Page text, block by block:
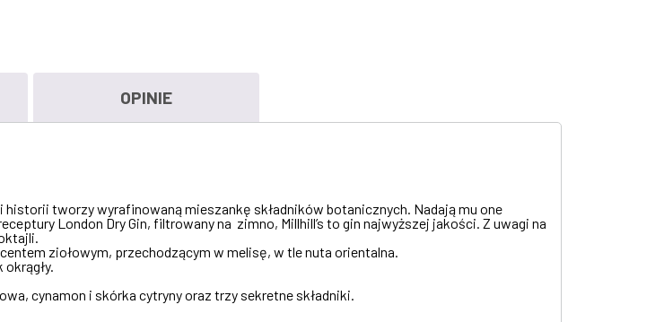
OPINIE
historii tworzy wyrafinowaną mieszankę składników botanicznych. Nadają mu one
London Dry Gin, filtrowany na zimno, Millhill’s to gin najwyższej jakości. Z uwagi na
ziołowym, przechodzącym w melisę, w tle nuta orientalna.
cynamon i skórka cytryny oraz trzy sekretne składniki.